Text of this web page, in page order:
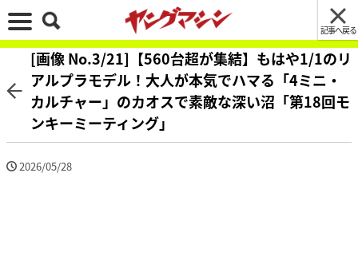
記事へ戻る
[画像 No.3/21]【560台超が集結】もはや1/1のリ
アルプラモデル！大人が本気でハマる「4ミニ・
カルチャー」のカオスで素敵な深い沼「第18回モ
ンキーミーティング」
2026/05/28